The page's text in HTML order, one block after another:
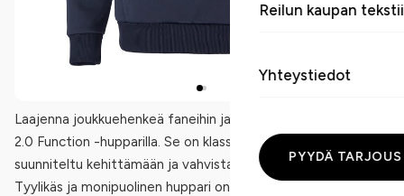
Reilun kaupan
Yhteystiedot
PYYDÄ TARJOUS
Laajenna joukkuehenkeä faneihin ja kannattajiin Community
2.0 Function -hupparilla. Se on klassinen huppari, joka on
suunniteltu kehittämään ja vahvistamaan yhteisöänne.
Tyylikäs ja monipuolinen huppari on valmistettu teknisestä ja